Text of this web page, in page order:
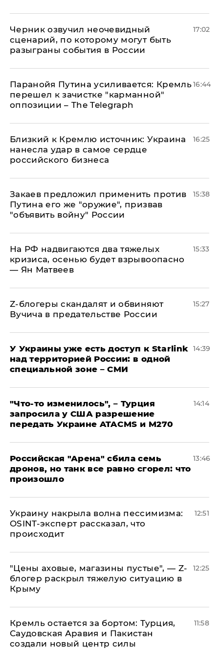
Черник озвучил неочевидный
сценарий, по которому могут быть
разыграны события в России
17:02
Паранойя Путина усиливается: Кремль
перешел к зачистке "карманной"
оппозиции – The Telegraph
16:44
Близкий к Кремлю источник: Украина
нанесла удар в самое сердце
российского бизнеса
16:25
Закаев предложил применить против
Путина его же "оружие", призвав
"объявить войну" России
15:38
На РФ надвигаются два тяжелых
кризиса, осенью будет взрывоопасно
— Ян Матвеев
15:33
Z-блогеры скандалят и обвиняют
Вучича в предательстве России
15:27
У Украины уже есть доступ к Starlink
над территорией России: в одной
специальной зоне – СМИ
14:39
​"Что-то изменилось", – Турция
запросила у США разрешение
передать Украине ATACMS и M270
14:14
​Российская "Арена" сбила семь
дронов, но танк все равно сгорел: что
произошло
13:46
​Украину накрыла волна пессимизма:
OSINT-эксперт рассказал, что
происходит
12:51
​"Цены аховые, магазины пустые", — Z-
блогер раскрыл тяжелую ситуацию в
Крыму
12:25
​Кремль остается за бортом: Турция,
Саудовская Аравия и Пакистан
создали новый центр силы
11:58